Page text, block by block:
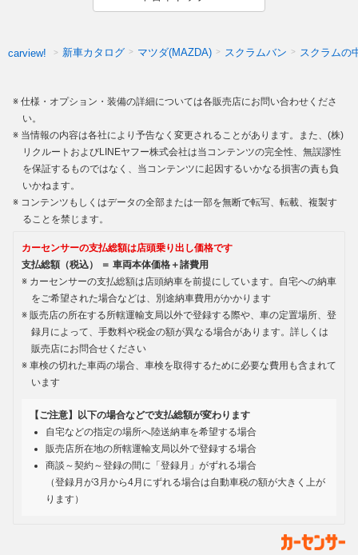
carview! 新車カタログ マツダ(MAZDA) スクラムバン スクラムの
仕様・オプション・装備の詳細については各販売店にお問い合わせくださ
い。
当情報の内容は各社により予告なく変更されることがあります。また、(株)
リクルートおよびLINEヤフー株式会社は当コンテンツの完全性、無誤謬性
を保証するものではなく、当コンテンツに起因するいかなる損害の責も負
いかねます。
コンテンツもしくはデータの全部または一部を無断で転写、転載、複製す
ることを禁じます。
カーセンサーの支払総額は店頭乗り出し価格です
支払総額（税込） ＝ 車両本体価格＋諸費用
カーセンサーの支払総額は店頭納車を前提にしています。自宅への納車
をご希望された場合などは、別途納車費用がかかります
販売店の所在する所轄運輸支局以外で登録する際や、車の定置場所、登
録月によって、手数料や税金の額が異なる場合があります。詳しくは
販売店にお問合せください
車検の切れた車両の場合、車検を取得するために必要な費用も含まれて
います
【ご注意】以下の場合などで支払総額が変わります
自宅などの指定の場所へ陸送納車を希望する場合
販売店所在地の所轄運輸支局以外で登録する場合
商談～契約～登録の間に「登録月」がずれる場合
（登録月が3月から4月にずれる場合は自動車税の額が大きく上が
ります）